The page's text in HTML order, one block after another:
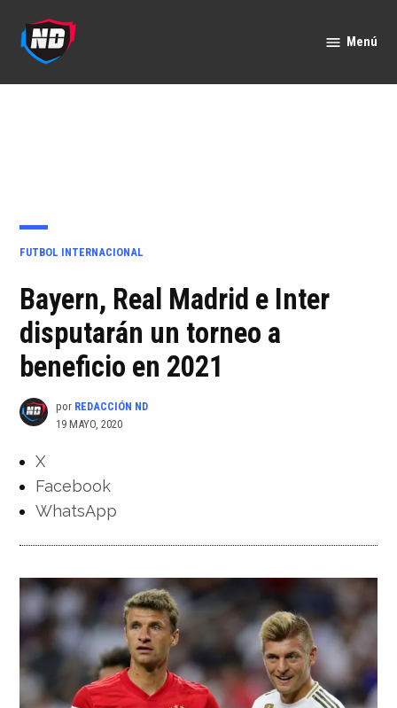
contenido
Menú
PUBLICADO
FUTBOL INTERNACIONAL
Bayern, Real Madrid e Inter
disputarán un torneo a
beneficio en 2021
por REDACCIÓN ND
19 MAYO, 2020
X
Facebook
WhatsApp